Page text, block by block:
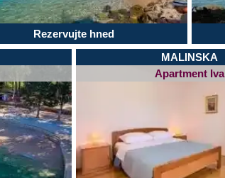
Rezervujte hned
MALINSKA
Apartment Iva